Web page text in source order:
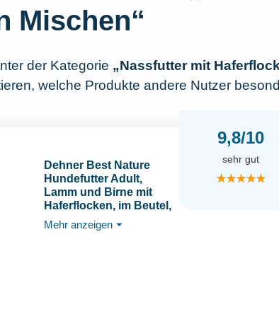
Mischen“
der Kategorie „Nassfutter mit
welche Produkte andere Nutzer
Dehner Best Nature
Hundefutter Adult,
Lamm und Birne mit
Haferflocken, im Beutel,
12 x 150 g (1.8 kg)
Mehr anzeigen ⏷
9,8/10
sehr gut
★★★★★